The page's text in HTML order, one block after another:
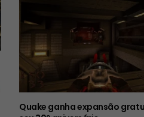
Quake ganha expansão